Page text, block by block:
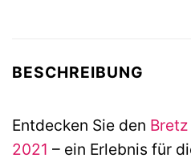
BESCHREIBUNG
Entdecken Sie den Bretz
2021 – ein Erlebnis für